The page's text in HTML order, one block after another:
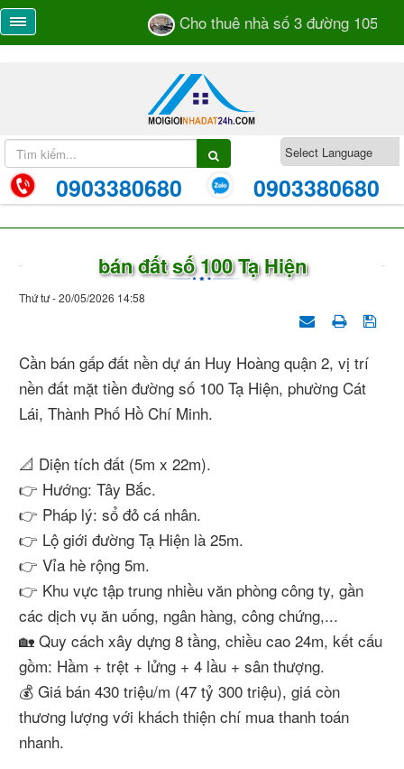
Cho thuê nhà số 3 đường 105 TML
0903380680 0903380680
bán đất số 100 Tạ Hiện
Thứ tư - 20/05/2026 14:58
Cần bán gấp đất nền dự án Huy Hoàng quận 2, vị trí
nền đất mặt tiền đường số 100 Tạ Hiện, phường Cát
Lái, Thành Phố Hồ Chí Minh.
📐 Diện tích đất (5m x 22m).
👉 Hướng: Tây Bắc.
👉 Pháp lý: sổ đỏ cá nhân.
👉 Lộ giới đường Tạ Hiện là 25m.
👉 Vỉa hè rộng 5m.
👉 Khu vực tập trung nhiều văn phòng công ty, gần
các dịch vụ ăn uống, ngân hàng, công chứng,...
🏡 Quy cách xây dựng 8 tầng, chiều cao 24m, kết cấu
gồm: Hầm + trệt + lửng + 4 lầu + sân thượng.
💰 Giá bán 430 triệu/m (47 tỷ 300 triệu), giá còn
thương lượng với khách thiện chí mua thanh toán
nhanh.